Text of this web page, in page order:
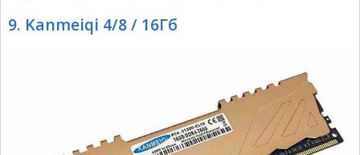
9. Kanmeiqi 4/8 / 16Гб